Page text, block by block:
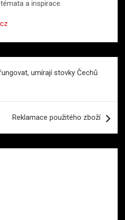
a inspirace.
umírají stovky Čechů
Reklamace použitého zboží